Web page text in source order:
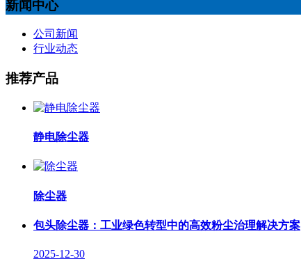
新闻中心
公司新闻
行业动态
推荐产品
静电除尘器
除尘器
包头除尘器：工业绿色转型中的高效粉尘治理解决方案
2025-12-30